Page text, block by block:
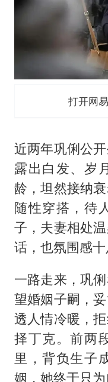
打开网
近两年巩俐公
露出白发、岁
龄，坦然接纳
随性穿搭，待
子，夫妻相处
话，也氛围感十
一路走来，巩
望婚姻子嗣，
透人情冷暖，
择丁克。前两
里，背负生子
姻，她终于只为